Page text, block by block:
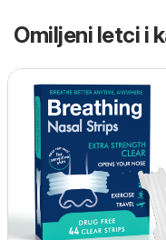
Omiljeni letci i